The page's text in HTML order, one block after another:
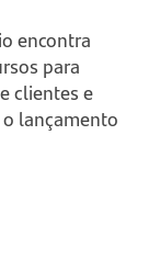
encontra
para
clientes e
lançamento